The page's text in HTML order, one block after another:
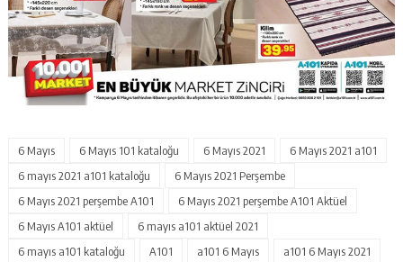
6 Mayıs 6 Mayıs 101 kataloğu 6 Mayıs 2021
6 Mayıs 2021 a101
6 mayıs 2021 a101 kataloğu
6 Mayıs 2021 Perşembe
6 Mayıs 2021 perşembe A101
6 Mayıs 2021 perşembe A101 Aktüel
6 Mayıs A101 aktüel
6 mayıs a101 aktüel 2021
6 mayıs a101 kataloğu
A101 a101 6 Mayıs
a101 6 Mayıs 2021